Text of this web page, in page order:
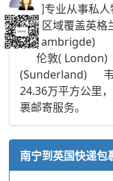
我们专业从事私
服务区域覆盖英
桥(Cambrigde)
伦敦( London)
(Sunderland) 韦
24.36万平方公里
裹邮寄服务。
南宁到英国快递包